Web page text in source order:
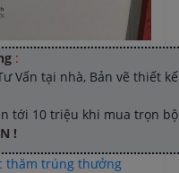
:
Vấn tại nhà, Bản vẽ thiết
tới 10 triệu khi mua trọn
!
thăm trúng thưởng